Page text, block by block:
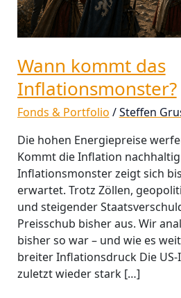
Wann kommt das
Inflationsmonster?
Fonds & Portfolio /Steffen
Die hohen Energiepreise
Kommt die Inflation
Inflationsmonster zeigt sich
erwartet. Trotz Zöllen,
und steigender
Preisschub bisher aus. Wir
bisher so war – und wie es
breiter Inflationsdruck Die
zuletzt wieder stark […]